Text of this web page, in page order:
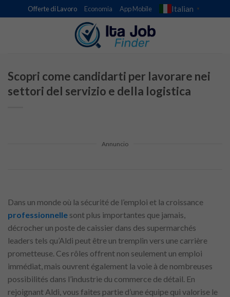
to
Offerte di Lavoro Economia App Mobile Italian ▼
Scopri come candidarti per lavorare nei
settori del servizio e della logistica
Annuncio
Dans un monde où la sécurité de l’emploi et la croissance
professionnelle sont plus importantes que jamais,
décrocher un poste de caissier dans des supermarchés
leaders tels qu’Aldi peut être un tremplin vers une carrière
prometteuse. Ces rôles offrent non seulement un emploi
immédiat, mais ouvrent également la voie à de nombreuses
possibilités dans l’industrie du commerce de détail. En
rejoignant Aldi, vous faites partie d’une équipe qui valorise le